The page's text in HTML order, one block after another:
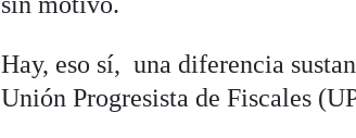
Hay, eso sí, una diferencia
Unión Progresista de Fiscales